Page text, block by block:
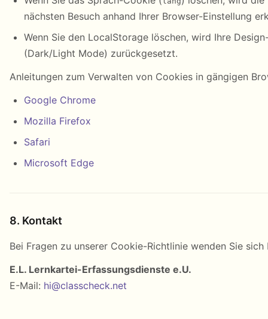
nächsten Besuch anhand Ihrer Browser-Einstellung
Wenn Sie den LocalStorage löschen, wird Ihre
(Dark/Light Mode) zurückgesetzt.
Anleitungen zum Verwalten von Cookies in gängigen
Google Chrome
Mozilla Firefox
Safari
Microsoft Edge
8. Kontakt
Bei Fragen zu unserer Cookie-Richtlinie wenden Sie sich
E.L. Lernkartei-Erfassungsdienste e.U.
E-Mail: hi@classcheck.net